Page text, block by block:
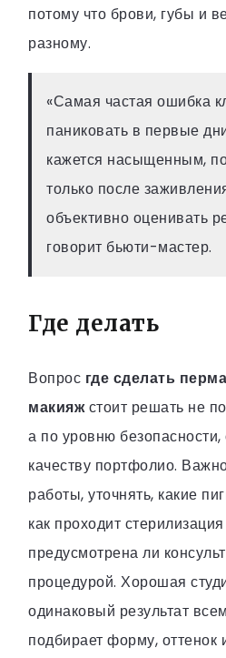
потому что брови, губы и
разному.
«Самая частая ошибка
паниковать в первые
кажется насыщенным,
только после
объективно оценивать
говорит бьюти-мастер.
Где делать
Вопрос где сделать
макияжстоит решать не
а по уровню
качеству портфолио.
работы, уточнять, какие
как проходит
предусмотрена ли
процедурой. Хорошая
одинаковый результат
подбирает форму, оттенок